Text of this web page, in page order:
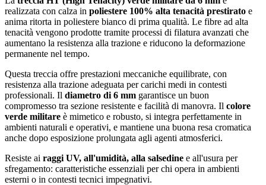
realizzata con calza in poliestere 100% alta tenacità prestirato e
anima ritorta in poliestere bianco di prima qualità. Le fibre ad alta
tenacità vengono prodotte tramite processi di filatura avanzati che
aumentano la resistenza alla trazione e riducono la deformazione
permanente nel tempo.
Questa treccia offre prestazioni meccaniche equilibrate, con
resistenza alla trazione adeguata per carichi medi in contesti
professionali. Il diametro di 6 mm garantisce un buon
compromesso tra sezione resistente e facilità di manovra. Il colore
verde militare è mimetico e robusto, si integra perfettamente in
ambienti naturali e operativi, e mantiene una buona resa cromatica
anche dopo esposizione prolungata agli agenti atmosferici.
Resiste ai raggi UV, all'umidità, alla salsedine e all'usura per
sfregamento: caratteristiche essenziali per chi opera in ambienti
esterni o in contesti tecnici impegnativi.